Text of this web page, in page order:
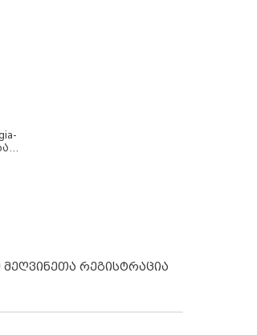
რეგისტრაცია